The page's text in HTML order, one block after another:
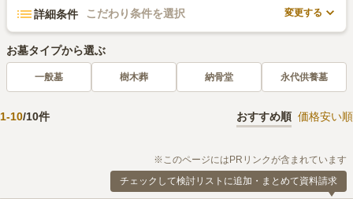
詳細条件 こだわり条件を選択 変更する
お墓タイプから選ぶ
一般墓 樹木葬 納骨堂 永代供養墓
1-10/10件 おすすめ順 価格安い順
※このページにはPRリンクが含まれています
チェックして検討リストに追加・まとめて資料請求